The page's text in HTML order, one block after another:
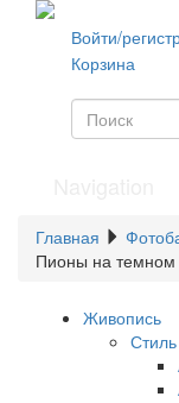
Войти/
Корзина
Главная
Пионы на темном
Живопись
Стиль